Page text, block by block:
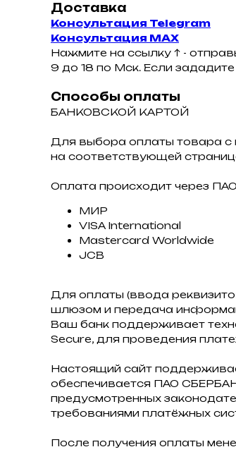
Доставка
Консультация Telegram
Консультация MAX
Нажмите на ссылку ↑ -
9 до 18 по Мск. Если
Способы оплаты
БАНКОВСКОЙ КАРТОЙ
Для выбора оплаты товара
на соответствующей
Оплата происходит через
МИР
VISA International
Mastercard Worldwide
JCB
Для оплаты (ввода
шлюзом и передача
Ваш банк поддерживает
Secure, для проведения
Настоящий сайт
обеспечивается ПАО
предусмотренных
требованиями платёжных
После получения оплаты